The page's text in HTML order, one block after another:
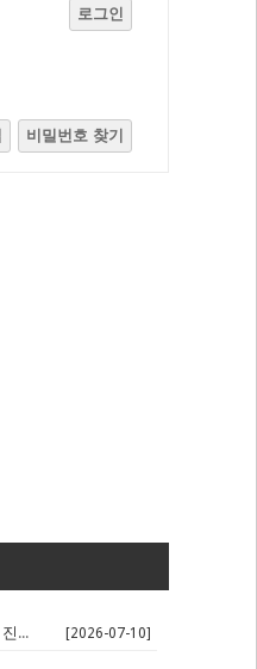
로그인
비밀번호 찾기
🌍 경기 AI 스타트업 해외 진출 판... [2026-07-10]